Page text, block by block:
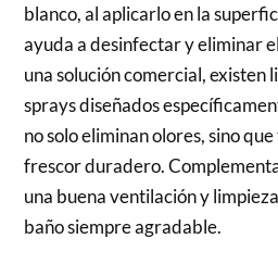
blanco, al aplicarlo en la
ayuda a desinfectar y eliminar
una solución comercial, existen
sprays diseñados
no solo eliminan olores, sino
frescor duradero.
una buena ventilación y
baño siempre agradable.